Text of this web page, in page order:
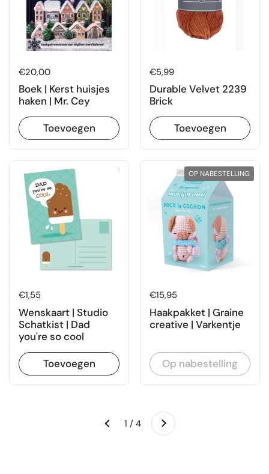
Prijs:
€20,00
Boek | Kerst huisjes
haken | Mr. Cey
Toevoegen
Prijs:
€5,99
Durable Velvet 2239
Brick
Toevoegen
Prijs:
€1,55
Wenskaart | Studio
Schatkist | Dad
you're so cool
Toevoegen
Prijs:
€15,95
Haakpakket | Graine
creative | Varkentje
Op nabestelling
OP NABESTELLING
Vorige 1 / 4 Volgende